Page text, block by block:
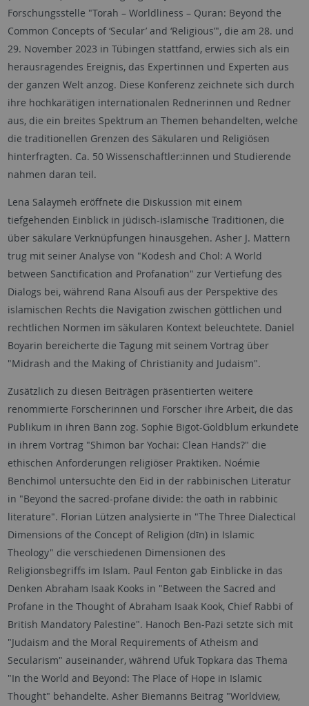
Forschungsstelle "Torah – Worldliness – Quran: Beyond the
Common Concepts of ‘Secular’ and ‘Religious’", die am 28. und
29. November 2023 in Tübingen stattfand, erwies sich als ein
herausragendes Ereignis, das Expertinnen und Experten aus
der ganzen Welt anzog. Diese Konferenz zeichnete sich durch
ihre hochkarätigen internationalen Rednerinnen und Redner
aus, die ein breites Spektrum an Themen behandelten, welche
die traditionellen Grenzen des Säkularen und Religiösen
hinterfragten. Ca. 50 Wissenschaftler:innen und Studierende
nahmen daran teil.
Lena Salaymeh eröffnete die Diskussion mit einem
tiefgehenden Einblick in jüdisch-islamische Traditionen, die
über säkulare Verknüpfungen hinausgehen. Asher J. Mattern
trug mit seiner Analyse von "Kodesh and Chol: A World
between Sanctification and Profanation" zur Vertiefung des
Dialogs bei, während Rana Alsoufi aus der Perspektive des
islamischen Rechts die Navigation zwischen göttlichen und
rechtlichen Normen im säkularen Kontext beleuchtete. Daniel
Boyarin bereicherte die Tagung mit seinem Vortrag über
"Midrash and the Making of Christianity and Judaism".
Zusätzlich zu diesen Beiträgen präsentierten weitere
renommierte Forscherinnen und Forscher ihre Arbeit, die das
Publikum in ihren Bann zog. Sophie Bigot-Goldblum erkundete
in ihrem Vortrag "Shimon bar Yochai: Clean Hands?" die
ethischen Anforderungen religiöser Praktiken. Noémie
Benchimol untersuchte den Eid in der rabbinischen Literatur
in "Beyond the sacred-profane divide: the oath in rabbinic
literature". Florian Lützen analysierte in "The Three Dialectical
Dimensions of the Concept of Religion (dīn) in Islamic
Theology" die verschiedenen Dimensionen des
Religionsbegriffs im Islam. Paul Fenton gab Einblicke in das
Denken Abraham Isaak Kooks in "Between the Sacred and
Profane in the Thought of Abraham Isaak Kook, Chief Rabbi of
British Mandatory Palestine". Hanoch Ben-Pazi setzte sich mit
"Judaism and the Moral Requirements of Atheism and
Secularism" auseinander, während Ufuk Topkara das Thema
"In the World and Beyond: The Place of Hope in Islamic
Thought" behandelte. Asher Biemanns Beitrag "Worldview,